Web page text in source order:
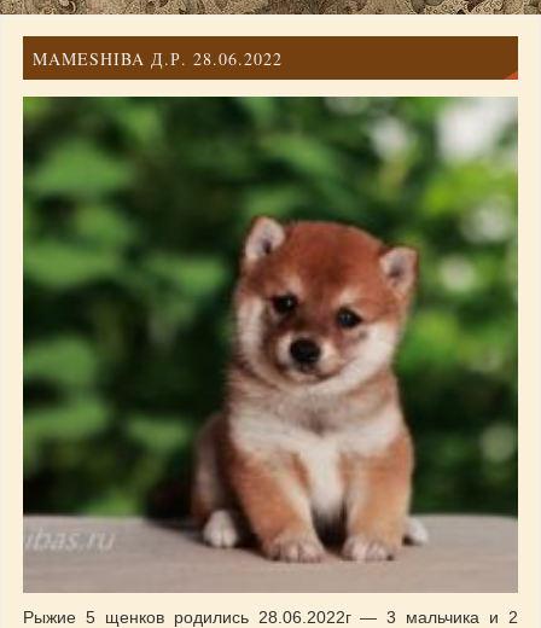
MAMESHIBA Д.Р. 28.06.2022
Рыжие 5 щенков родились 28.06.2022г — 3 мальчика и 2